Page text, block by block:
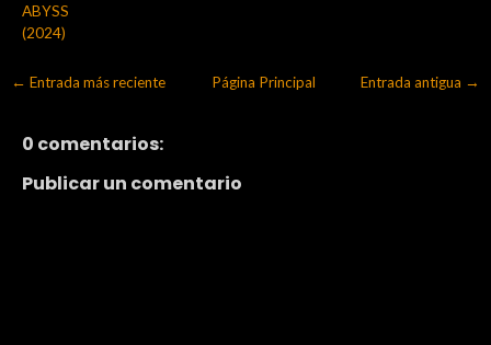
ABYSS
(2024)
← Entrada más reciente Entrada antigua →
Página Principal
0 comentarios:
Publicar un comentario